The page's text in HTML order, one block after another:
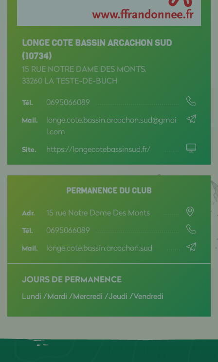
LONGE COTE BASSIN ARCACHON SUD
(10734)
15 RUE NOTRE DAME DES MONTS,
33260 LA TESTE-DE-BUCH
Tél. 0695066089
Mail.
longe.cote.bassin.arcachon.sud@gmai
l.com
Site. https://longecotebassinsud.fr/
PERMANENCE DU CLUB
Adr. 15 rue Notre Dame Des Monts
Tél. 0695066089
Mail. longe.cote.bassin.arcachon.sud
JOURS DE PERMANENCE
Lundi /Mardi /Mercredi /Jeudi /Vendredi